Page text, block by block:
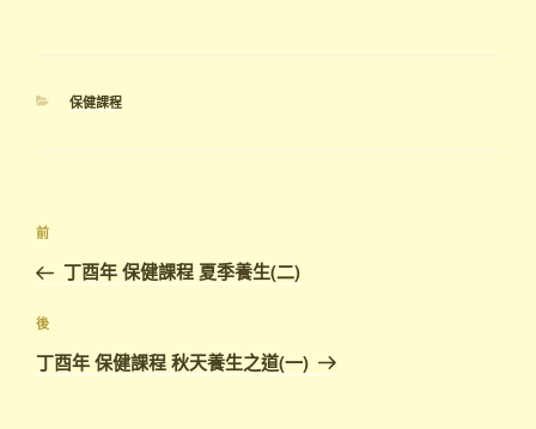
分
保健課程
文
導
覽
上
一
篇
文
章
前
丁酉年 保健課程 夏季養生(二)
下
篇
文
後
丁酉年 保健課程 秋天養生之道(一)